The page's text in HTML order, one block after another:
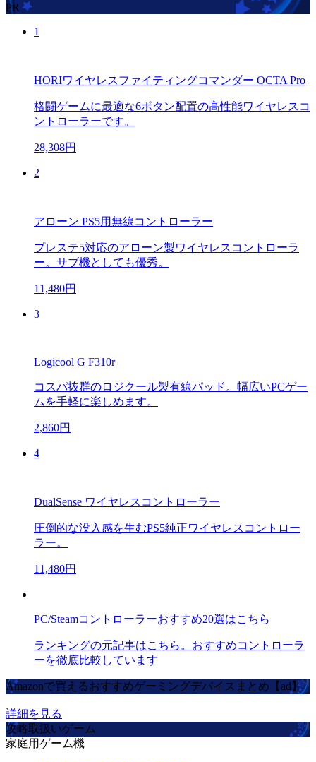
PR
1
HORIワイヤレスファイティングコマンダー OCTA Pro
格闘ゲームに最適な6ボタン配置の高性能ワイヤレスコ
ントローラーです。
28,308円
2
アローン PS5用無線コントローラー
プレステ5対応のアローン製ワイヤレスコントローラ
ー。サブ機としても優秀。
11,480円
3
Logicool G F310r
コスパ抜群のロジクール製有線パッド。幅広いPCゲー
ムを手軽に楽しめます。
2,860円
4
DualSense ワイヤレスコントローラー
圧倒的な没入感を生むPS5純正ワイヤレスコントロー
ラー。
11,480円
PC/Steamコントローラーおすすめ20選はこちら
ランキングの元記事はこちら。おすすめコントローラ
ーを徹底比較しています
Amazonで買えるおすすめゲーミングデバイスまとめ【ad】
詳細を見る
攻略取扱いゲーム
家庭用ゲーム機